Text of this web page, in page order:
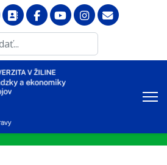
...